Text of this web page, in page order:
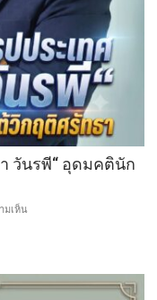
วันรพี“ อุดมคตินัก
มเห็น
ประเทศ